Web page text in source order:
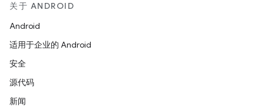
关于 ANDROID
Android
适用于企业的 Android
安全
源代码
新闻